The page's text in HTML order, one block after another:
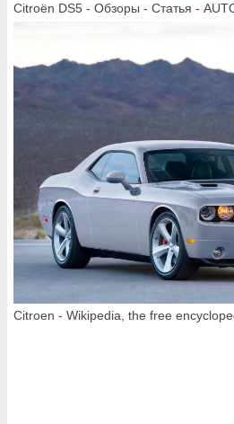
Citroёn DS5 - Обзоры - Статья -
Citroen - Wikipedia, the free